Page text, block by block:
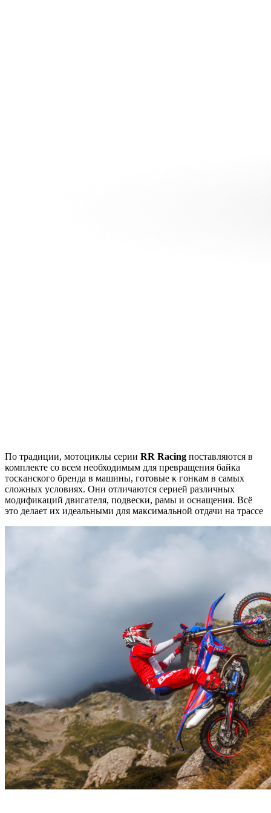
По традиции, мотоциклы серии RR Racing поставляются в
комплекте со всем необходимым для превращения байка
тосканского бренда в машины, готовые к гонкам в самых
сложных условиях. Они отличаются серией различных
модификаций двигателя, подвески, рамы и оснащения. Всё
это делает их идеальными для максимальной отдачи на трассе